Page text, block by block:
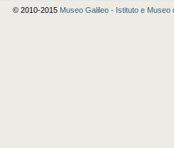
© 2010-2015 Museo Galileo - Istituto e Museo